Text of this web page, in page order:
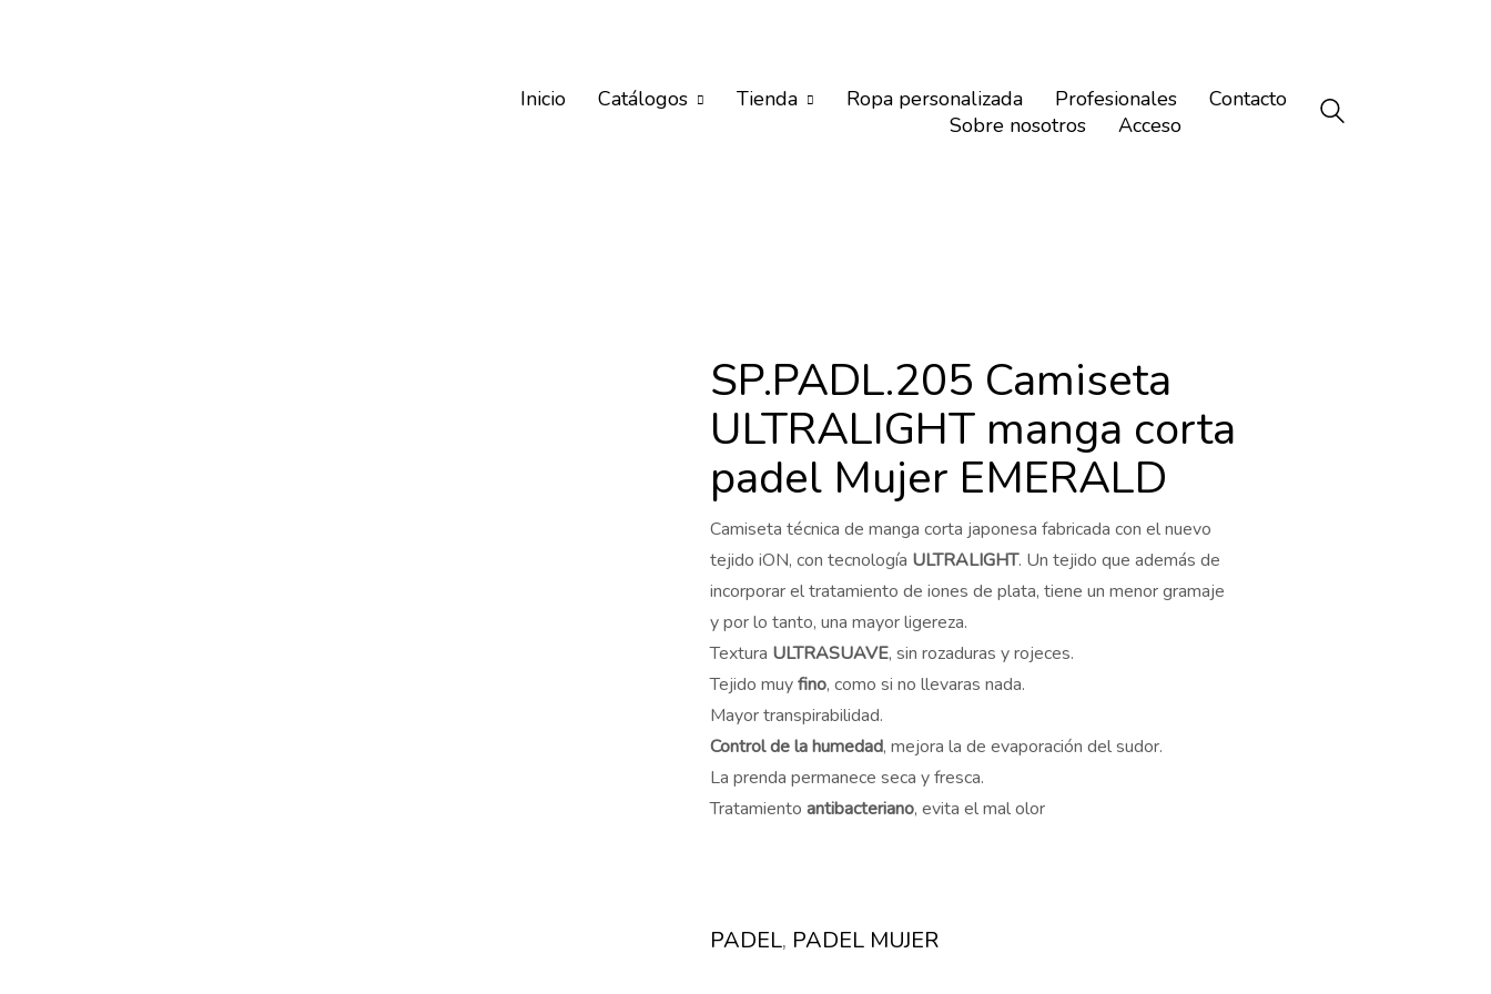
Inicio Catálogos Tienda Ropa personalizada Profesionales
Contacto
Sobre nosotros
Acceso
SP.PADL.205 Camiseta
ULTRALIGHT manga corta
padel Mujer EMERALD
Camiseta técnica de manga corta japonesa fabricada con el nuevo
tejido iON, con tecnología ULTRALIGHT. Un tejido que además de
incorporar el tratamiento de iones de plata, tiene un menor gramaje
y por lo tanto, una mayor ligereza.
Textura ULTRASUAVE, sin rozaduras y rojeces.
Tejido muyfino, como si no llevaras nada.
Mayor transpirabilidad.
Control de la humedad, mejora la de evaporación del sudor.
La prenda permanece seca y fresca.
Tratamiento antibacteriano, evita el mal olor
PADEL, PADEL MUJER